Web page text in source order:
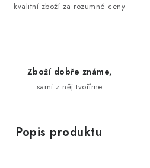
kvalitní zboží za rozumné ceny
Zboží dobře známe,
sami z něj tvoříme
Popis produktu